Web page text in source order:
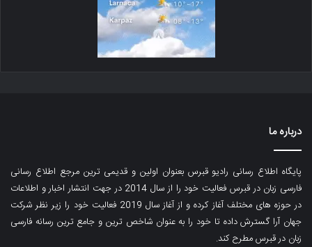
درباره ما
پایگاه اطلاع رسانی رادیو قبرس بعنوان اولین و قدیمی ترین مرجع اطلاع رسانی
فارسی زبان در قبرس فعالیت خود را از سال 2014 در جهت انتشار اخبار و اطلاعات
در حوزه های مختلف آغاز کرده و از آغاز سال 2019 فعالیت خود را زیر نظر شرکت
جهان آرا گسترش داده تا خود را به عنوان شاخص ترین و جامع ترین رسانه فارسی
زبان در قبرس مطرح کند.